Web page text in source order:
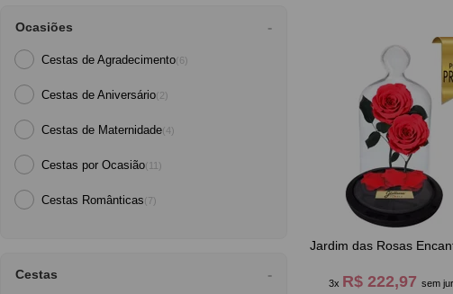
Ocasiões
Cestas de Agradecimento(6)
Cestas de Aniversário(2)
Cestas de Maternidade(4)
Cestas por Ocasião(11)
Cestas Românticas(7)
Cestas
Jardim das Rosas
3x R$ 222,97sem